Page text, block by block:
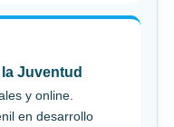
Juventud
y online.
en desarrollo